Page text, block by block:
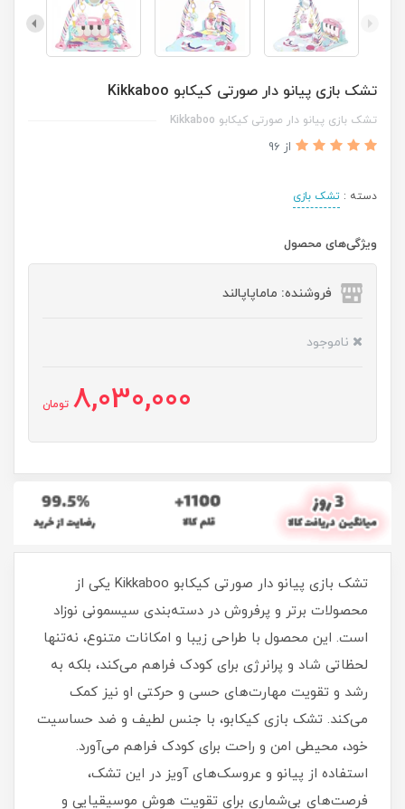
تشک بازی پیانو دار صورتی کیکابو Kikkaboo
تشک بازی پیانو دار صورتی کیکابو Kikkaboo
از 96
دسته : تشک بازی
ویژگی‌های محصول
فروشنده: ماماپاپالند
ناموجود
8,030,000 تومان
تشک بازی پیانو دار صورتی کیکابو Kikkaboo یکی از
محصولات برتر و پرفروش در دسته‌بندی سیسمونی نوزاد
است. این محصول با طراحی زیبا و امکانات متنوع، نه‌تنها
لحظاتی شاد و پرانرژی برای کودک فراهم می‌کند، بلکه به
رشد و تقویت مهارت‌های حسی و حرکتی او نیز کمک
می‌کند. تشک بازی کیکابو، با جنس لطیف و ضد حساسیت
خود، محیطی امن و راحت برای کودک فراهم می‌آورد.
استفاده از پیانو و عروسک‌های آویز در این تشک،
فرصت‌های بی‌شماری برای تقویت هوش موسیقیایی و